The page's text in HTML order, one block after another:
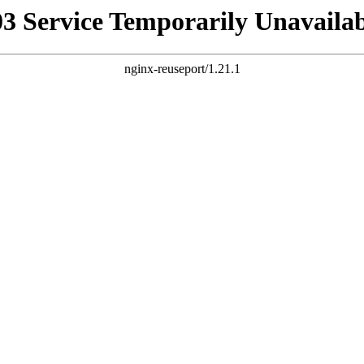
Service Temporarily
nginx-reuseport/1.21.1